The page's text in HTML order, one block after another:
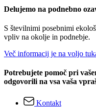
Delujemo na podnebno
S številnimi posebnimi
vpliv na okolje in podnebje.
Več informacij je na voljo
Potrebujete pomoč pri
odgovorili na vsa vaša
Kontakt